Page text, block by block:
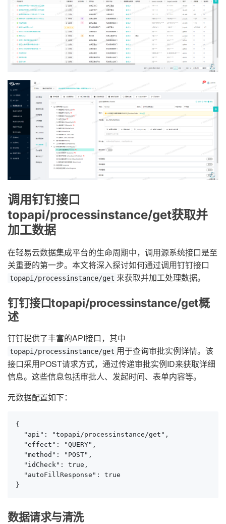
调用钉钉接口
topapi/processinstance/get获取并
加工数据
在轻易云数据集成平台的生命周期中，调用源系统接口是至
关重要的第一步。本文将深入探讨如何通过调用钉钉接口
topapi/processinstance/get 来获取并加工处理数据。
钉钉接口topapi/processinstance/get概
述
钉钉提供了丰富的API接口，其中
topapi/processinstance/get 用于查询审批实例详情。该
接口采用POST请求方式，通过传递审批实例ID来获取详细
信息。这些信息包括审批人、发起时间、表单内容等。
元数据配置如下：
{
  "api": "topapi/processinstance/get",
  "effect": "QUERY",
  "method": "POST",
  "idCheck": true,
  "autoFillResponse": true
}
数据请求与清洗